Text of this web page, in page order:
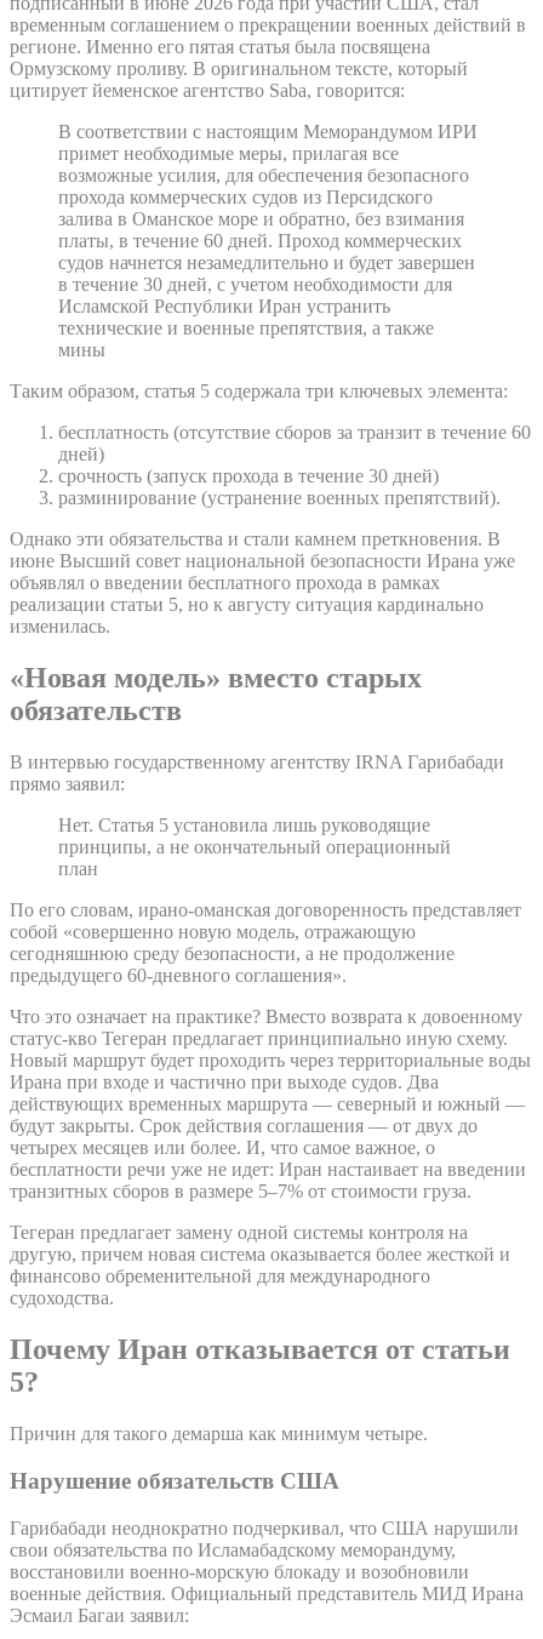
временным соглашением о прекращении военных действий в
регионе. Именно его пятая статья была посвящена
Ормузскому проливу. В оригинальном тексте, который
цитирует йеменское агентство Saba, говорится:
В соответствии с настоящим Меморандумом ИРИ
примет необходимые меры, прилагая все
возможные усилия, для обеспечения безопасного
прохода коммерческих судов из Персидского
залива в Оманское море и обратно, без взимания
платы, в течение 60 дней. Проход коммерческих
судов начнется незамедлительно и будет завершен
в течение 30 дней, с учетом необходимости для
Исламской Республики Иран устранить
технические и военные препятствия, а также
мины
Таким образом, статья 5 содержала три ключевых элемента:
бесплатность (отсутствие сборов за транзит в течение 60
дней)
срочность (запуск прохода в течение 30 дней)
разминирование (устранение военных препятствий).
Однако эти обязательства и стали камнем преткновения. В
июне Высший совет национальной безопасности Ирана уже
объявлял о введении бесплатного прохода в рамках
реализации статьи 5, но к августу ситуация кардинально
изменилась.
«Новая модель» вместо старых
обязательств
В интервью государственному агентству IRNA Гарибабади
прямо заявил:
Нет. Статья 5 установила лишь руководящие
принципы, а не окончательный операционный
план
По его словам, ирано-оманская договоренность представляет
собой «совершенно новую модель, отражающую
сегодняшнюю среду безопасности, а не продолжение
предыдущего 60-дневного соглашения».
Что это означает на практике? Вместо возврата к довоенному
статус-кво Тегеран предлагает принципиально иную схему.
Новый маршрут будет проходить через территориальные воды
Ирана при входе и частично при выходе судов. Два
действующих временных маршрута — северный и южный —
будут закрыты. Срок действия соглашения — от двух до
четырех месяцев или более. И, что самое важное, о
бесплатности речи уже не идет: Иран настаивает на введении
транзитных сборов в размере 5–7% от стоимости груза.
Тегеран предлагает замену одной системы контроля на
другую, причем новая система оказывается более жесткой и
финансово обременительной для международного
судоходства.
Почему Иран отказывается от статьи
5?
Причин для такого демарша как минимум четыре.
Нарушение обязательств США
Гарибабади неоднократно подчеркивал, что США нарушили
свои обязательства по Исламабадскому меморандуму,
восстановили военно-морскую блокаду и возобновили
военные действия. Официальный представитель МИД Ирана
Эсмаил Багаи заявил: